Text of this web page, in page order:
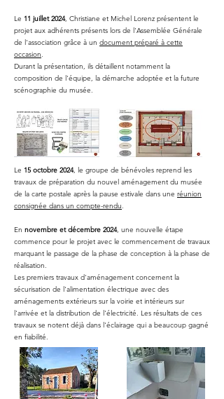
Le 11 juillet 2024, Christiane et Michel Lorenz présentent le
projet aux adhérents présents lors de l'Assemblée Générale
de l'association grâce à un document préparé à cette
occasion.
Durant la présentation, ils détaillent notamment la
composition de l'équipe, la démarche adoptée et la future
scénographie du musée.
Le 15 octobre 2024, le groupe de bénévoles reprend les
travaux de préparation du nouvel aménagement du musée
de la carte postale après la pause estivale dans une réunion
consignée dans un compte-rendu.
En novembre et décembre 2024, une nouvelle étape
commence pour le projet avec le commencement de travaux
marquant le passage de la phase de conception à la phase de
réalisation.
Les premiers travaux d'aménagement concernent la
sécurisation de l'alimentation électrique avec des
aménagements extérieurs sur la voirie et intérieurs sur
l'arrivée et la distribution de l'électricité. Les résultats de ces
travaux se notent déjà dans l'éclairage qui a beaucoup gagné
en fiabilité.